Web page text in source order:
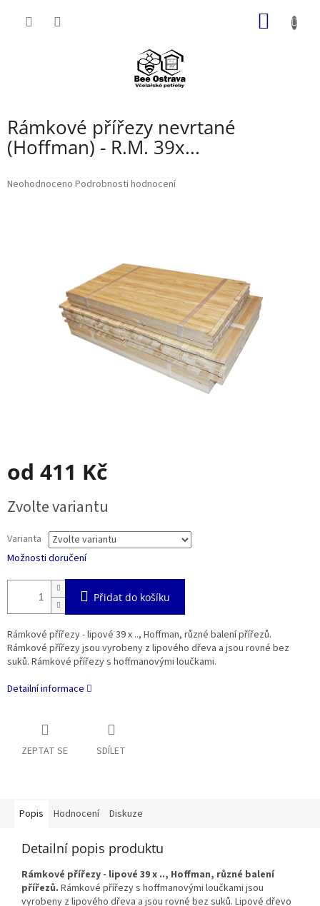
Rámkové přířezy nevrtané
(Hoffman) - R.M. 39x...
Průměrné
Neohodnoceno Podrobnosti hodnocení
od 411 Kč
cena:
Zvolte variantu
Varianta
Možnosti doručení
Přidat do košíku
Rámkové přířezy - lipové 39 x .., Hoffman, různé balení přířezů.
Rámkové přířezy jsou vyrobeny z lipového dřeva a jsou rovné bez
suků. Rámkové přířezy s hoffmanovými loučkami.
Detailní informace
ZEPTAT SE SDÍLET
Popis Hodnocení Diskuze
Detailní popis produktu
Rámkové přířezy - lipové 39 x .., Hoffman, různé balení
přířezů. Rámkové přířezy s hoffmanovými loučkami jsou
vyrobeny z lipového dřeva a jsou rovné bez suků. Lipové dřevo